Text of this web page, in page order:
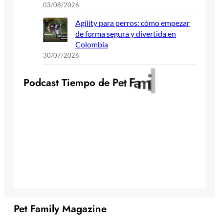
03/08/2026
Agility para perros: cómo empezar
de forma segura y divertida en
Colombia
30/07/2026
Podcast Tiempo de PetFamil
Pet Family Magazine